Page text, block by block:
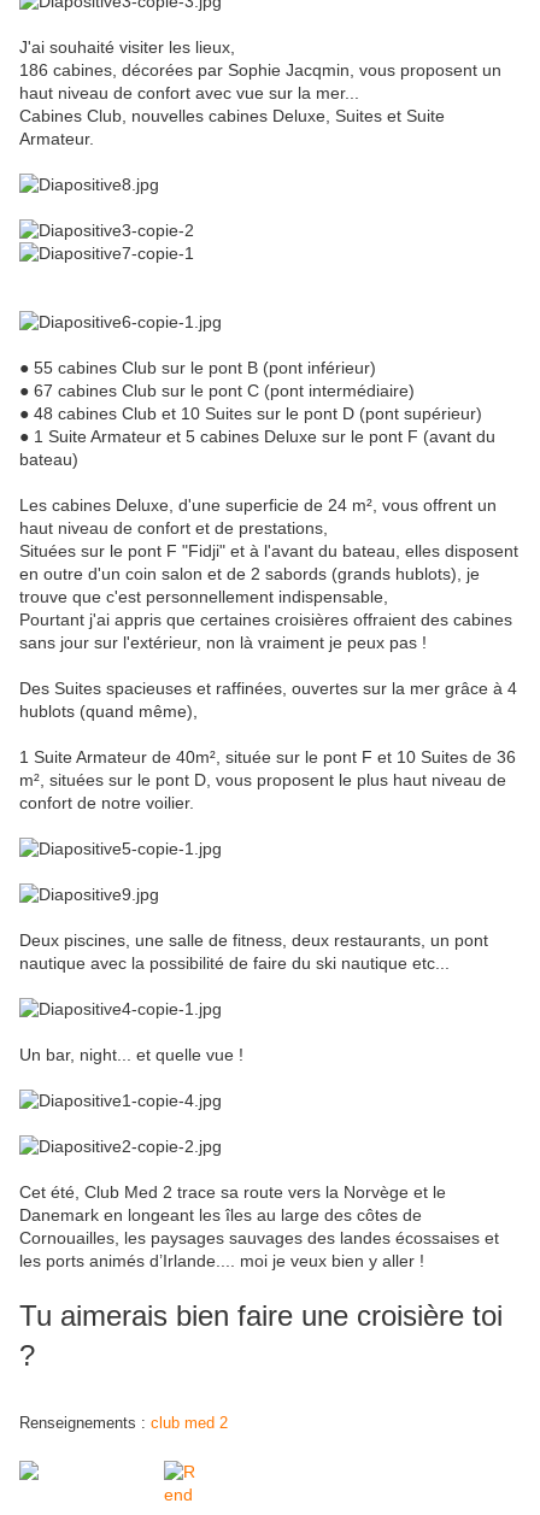
J'ai souhaité visiter les lieux,
186 cabines, décorées par Sophie Jacqmin, vous proposent un
haut niveau de confort avec vue sur la mer...
Cabines Club, nouvelles cabines Deluxe, Suites et Suite
Armateur.
● 55 cabines Club sur le pont B (pont inférieur)
● 67 cabines Club sur le pont C (pont intermédiaire)
● 48 cabines Club et 10 Suites sur le pont D (pont supérieur)
● 1 Suite Armateur et 5 cabines Deluxe sur le pont F (avant du
bateau)
Les cabines Deluxe, d'une superficie de 24 m², vous offrent un
haut niveau de confort et de prestations,
Situées sur le pont F "Fidji" et à l'avant du bateau, elles disposent
en outre d'un coin salon et de 2 sabords (grands hublots), je
trouve que c'est personnellement indispensable,
Pourtant j'ai appris que certaines croisières offraient des cabines
sans jour sur l'extérieur, non là vraiment je peux pas !
Des Suites spacieuses et raffinées, ouvertes sur la mer grâce à 4
hublots (quand même),
1 Suite Armateur de 40m², située sur le pont F et 10 Suites de 36
m², situées sur le pont D, vous proposent le plus haut niveau de
confort de notre voilier.
Deux piscines, une salle de fitness, deux restaurants, un pont
nautique avec la possibilité de faire du ski nautique etc...
Un bar, night... et quelle vue !
Cet été, Club Med 2 trace sa route vers la Norvège et le
Danemark en longeant les îles au large des côtes de
Cornouailles, les paysages sauvages des landes écossaises et
les ports animés d’Irlande.... moi je veux bien y aller !
Tu aimerais bien faire une croisière toi
?
Renseignements : club med 2